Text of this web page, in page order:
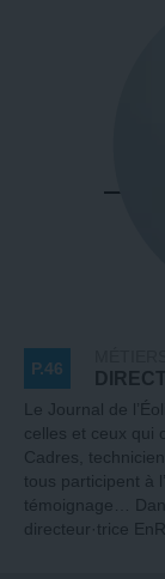
P.46
Le Journal de
celles et ceux qui
Cadres,
tous participent à
témoignage…
directeur·trice EnR.